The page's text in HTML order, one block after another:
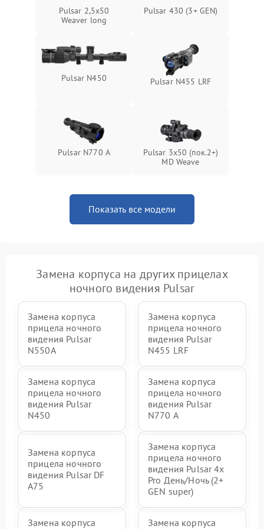
от замыкания
1000 ₽ Подробнее →
Pulsar 2,5x50
Weaver long
Pulsar 430 (3+ GEN)
Pulsar N450 Pulsar N455 LRF
Pulsar N770 А
Pulsar 3x50 (пок.2+)
MD Weave
Показать все модели
Замена корпуса на других прицелах
ночного видения Pulsar
Замена корпуса
прицела ночного
видения Pulsar
N550A
Замена корпуса
прицела ночного
видения Pulsar
N455 LRF
Замена корпуса
прицела ночного
видения Pulsar
N450
Замена корпуса
прицела ночного
видения Pulsar
N770 А
Замена корпуса
прицела ночного
видения Pulsar DF
A75
Замена корпуса
прицела ночного
видения Pulsar 4x
Pro День/Ночь (2+
GEN super)
Замена корпуса
Замена корпуса